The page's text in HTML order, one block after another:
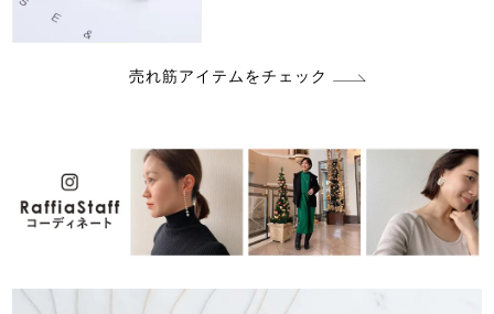
売れ筋アイテムをチェック